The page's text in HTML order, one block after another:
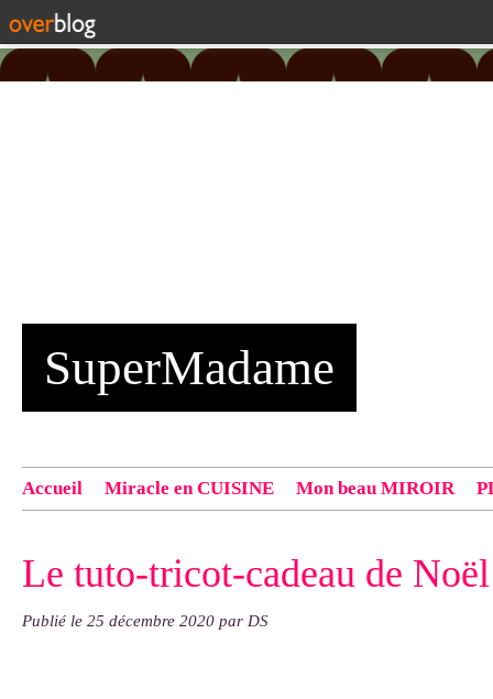
SuperMadame
Accueil Miracle en CUISINE Mon beau MIROIR
exemple : "Bonnet cloche From Annie", "Veste Rue
Le tuto-tricot-cadeau de Noël
Publié le 25 décembre 2020 par DS